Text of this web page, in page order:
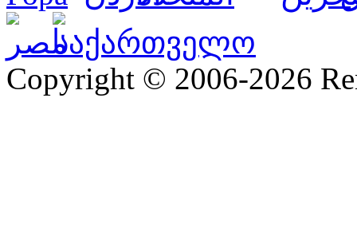
Copyright © 2006-2026